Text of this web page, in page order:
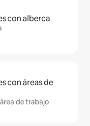
con alberca
con áreas de
de trabajo